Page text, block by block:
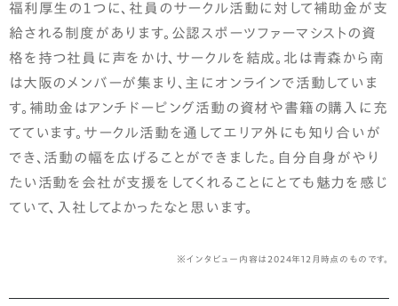
福利厚生の１つに、社員のサークル活動に対して補助金が支
給される制度があります。公認スポーツファーマシストの資
格を持つ社員に声をかけ、サークルを結成。北は青森から南
は大阪のメンバーが集まり、主にオンラインで活動していま
す。補助金はアンチドーピング活動の資材や書籍の購入に充
てています。サークル活動を通してエリア外にも知り合いが
でき、活動の幅を広げることができました。自分自身がやり
たい活動を会社が支援をしてくれることにとても魅力を感じ
ていて、入社してよかったなと思います。
※インタビュー内容は2024年12月時点のものです。